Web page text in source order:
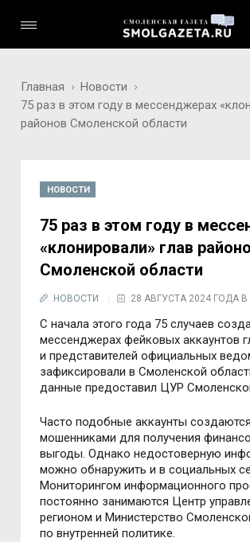
Главная
Новости
75 раз в этом году в мессенджерах
районов Смоленской области
НОВОСТИ
75 раз в этом году в
«клонировали» глав
Смоленской области
НОВОСТИ 28 АВГУСТА 2024 ГОДА В
С начала этого года 75 случаев
мессенджерах фейковых аккаунтов
и представителей официальных
зафиксировали в Смоленской
данные предоставил ЦУР
Часто подобные аккаунты создаются
мошенниками для получения
выгоды. Однако недостоверную
можно обнаружить и в социальных
Мониторингом информационного
постоянно занимаются Центр
регионом и Министерство
по внутренней политике.